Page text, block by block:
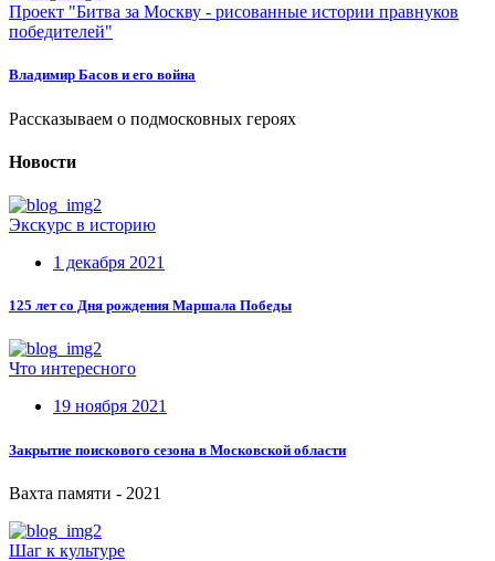
Проект "Битва за Москву - рисованные истории правнуков
победителей"
Владимир Басов и его война
Рассказываем о подмосковных героях
Новости
Экскурс в историю
1 декабря 2021
125 лет со Дня рождения Маршала Победы
Что интересного
19 ноября 2021
Закрытие поискового сезона в Московской области
Вахта памяти - 2021
Шаг к культуре